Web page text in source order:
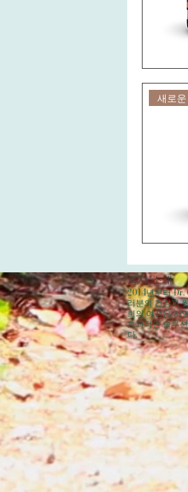
새로운
회사 소개
2014년부터 Dr.
러분의 건강과
희의 여정은 자
효과적인 솔루
다.